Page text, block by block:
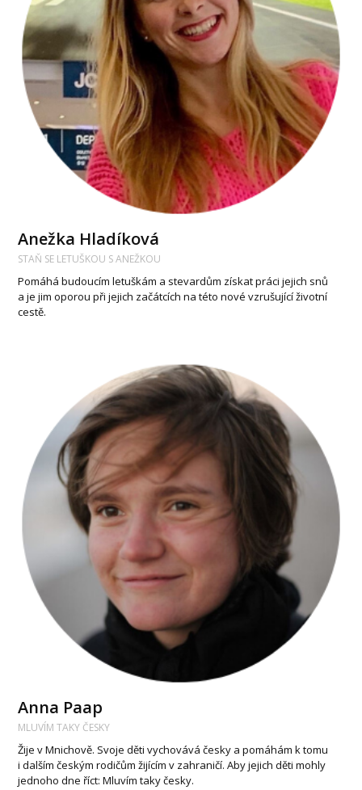
Anežka Hladíková
STAŇ SE LETUŠKOU S ANEŽKOU
Pomáhá budoucím letuškám a stevardům získat práci jejich snů
a je jim oporou při jejich začátcích na této nové vzrušující životní
cestě.
Anna Paap
MLUVÍM TAKY ČESKY
Žije v Mnichově. Svoje děti vychovává česky a pomáhám k tomu
i dalším českým rodičům žijícím v zahraničí. Aby jejich děti mohly
jednoho dne říct: Mluvím taky česky.